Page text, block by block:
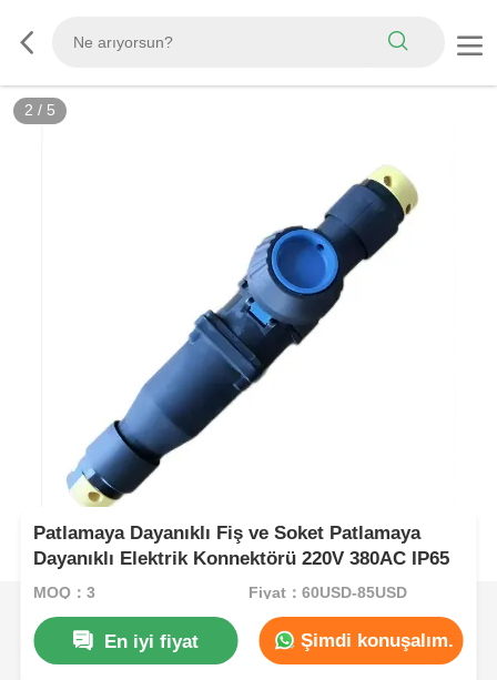
2 / 5
Patlamaya Dayanıklı Fiş ve Soket Patlamaya
Dayanıklı Elektrik Konnektörü 220V 380AC IP65
MOQ：3 Fiyat：60USD-85USD
En iyi fiyat Şimdi konuşalım.